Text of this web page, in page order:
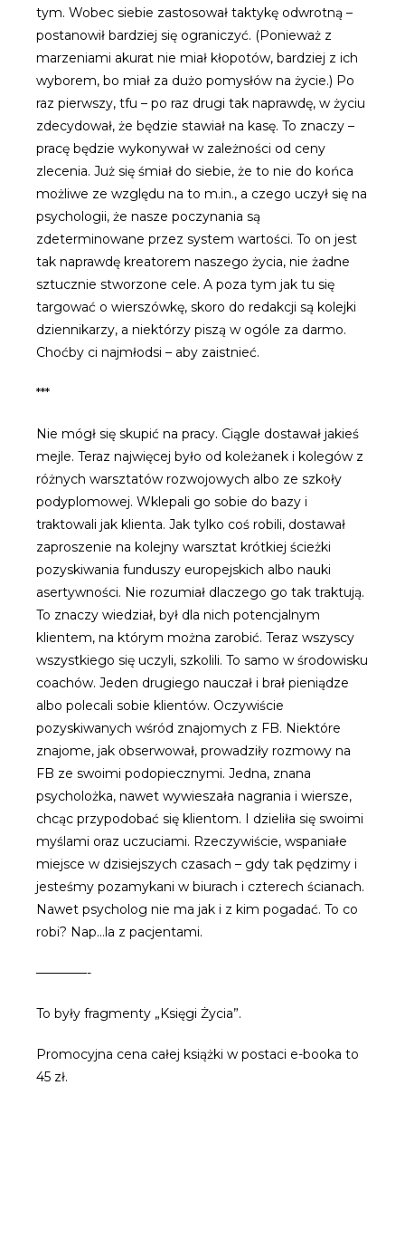
tym. Wobec siebie zastosował taktykę odwrotną –
postanowił bardziej się ograniczyć. (Ponieważ z
marzeniami akurat nie miał kłopotów, bardziej z ich
wyborem, bo miał za dużo pomysłów na życie.) Po
raz pierwszy, tfu – po raz drugi tak naprawdę, w życiu
zdecydował, że będzie stawiał na kasę. To znaczy –
pracę będzie wykonywał w zależności od ceny
zlecenia. Już się śmiał do siebie, że to nie do końca
możliwe ze względu na to m.in., a czego uczył się na
psychologii, że nasze poczynania są
zdeterminowane przez system wartości. To on jest
tak naprawdę kreatorem naszego życia, nie żadne
sztucznie stworzone cele. A poza tym jak tu się
targować o wierszówkę, skoro do redakcji są kolejki
dziennikarzy, a niektórzy piszą w ogóle za darmo.
Choćby ci najmłodsi – aby zaistnieć.
***
Nie mógł się skupić na pracy. Ciągle dostawał jakieś
mejle. Teraz najwięcej było od koleżanek i kolegów z
różnych warsztatów rozwojowych albo ze szkoły
podyplomowej. Wklepali go sobie do bazy i
traktowali jak klienta. Jak tylko coś robili, dostawał
zaproszenie na kolejny warsztat krótkiej ścieżki
pozyskiwania funduszy europejskich albo nauki
asertywności. Nie rozumiał dlaczego go tak traktują.
To znaczy wiedział, był dla nich potencjalnym
klientem, na którym można zarobić. Teraz wszyscy
wszystkiego się uczyli, szkolili. To samo w środowisku
coachów. Jeden drugiego nauczał i brał pieniądze
albo polecali sobie klientów. Oczywiście
pozyskiwanych wśród znajomych z FB. Niektóre
znajome, jak obserwował, prowadziły rozmowy na
FB ze swoimi podopiecznymi. Jedna, znana
psycholożka, nawet wywieszała nagrania i wiersze,
chcąc przypodobać się klientom. I dzieliła się swoimi
myślami oraz uczuciami. Rzeczywiście, wspaniałe
miejsce w dzisiejszych czasach – gdy tak pędzimy i
jesteśmy pozamykani w biurach i czterech ścianach.
Nawet psycholog nie ma jak i z kim pogadać. To co
robi? Nap…la z pacjentami.
————-
To były fragmenty „Księgi Życia”.
Promocyjna cena całej książki w postaci e-booka to
45 zł.